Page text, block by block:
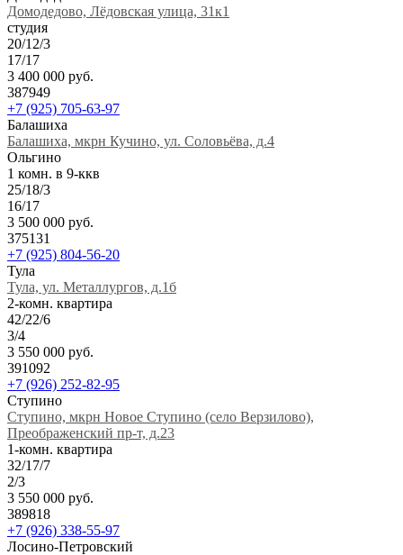
Домодедово, Лёдовская улица, 31к1
студия
20/12/3
17/17
3 400 000 руб.
387949
+7 (925) 705-63-97
Балашиха
Балашиха, мкрн Кучино, ул. Соловьёва, д.4
Ольгино
1 комн. в 9-ккв
25/18/3
16/17
3 500 000 руб.
375131
+7 (925) 804-56-20
Тула
Тула, ул. Металлургов, д.1б
2-комн. квартира
42/22/6
3/4
3 550 000 руб.
391092
+7 (926) 252-82-95
Ступино
Ступино, мкрн Новое Ступино (село Верзилово),
Преображенский пр-т, д.23
1-комн. квартира
32/17/7
2/3
3 550 000 руб.
389818
+7 (926) 338-55-97
Лосино-Петровский